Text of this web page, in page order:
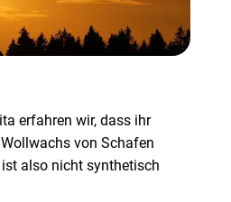
erfahren wir, dass ihr
von Schafen
also nicht synthetisch